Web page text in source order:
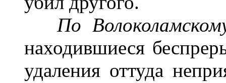
По
находившиеся
удаления оттуда